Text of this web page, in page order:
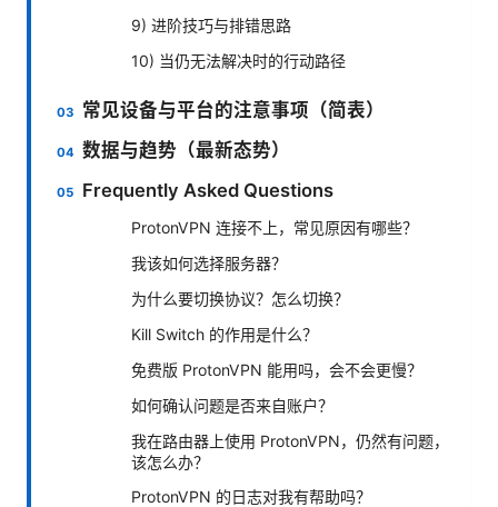
9) 进阶技巧与排错思路
10) 当仍无法解决时的行动路径
常见设备与平台的注意事项（简表）
数据与趋势（最新态势）
Frequently Asked Questions
ProtonVPN 连接不上，常见原因有哪些？
我该如何选择服务器？
为什么要切换协议？怎么切换？
Kill Switch 的作用是什么？
免费版 ProtonVPN 能用吗，会不会更慢？
如何确认问题是否来自账户？
我在路由器上使用 ProtonVPN，仍然有问题，
该怎么办？
ProtonVPN 的日志对我有帮助吗？